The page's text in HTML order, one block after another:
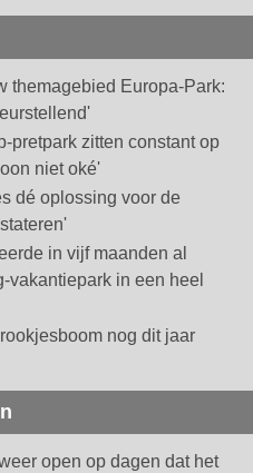
themagebied Europa-Park:
pretpark zitten constant op
niet oké'
dé oplossing voor de
in vijf maanden al
vakantiepark in een heel
nog dit jaar
open op dagen dat het